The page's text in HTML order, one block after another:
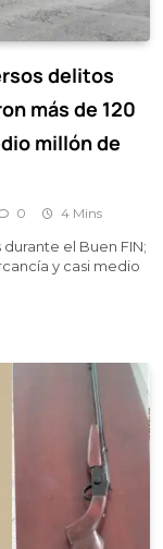
delitos
más de 120
millón de
0 4 Mins
el Buen FIN;
y casi medio